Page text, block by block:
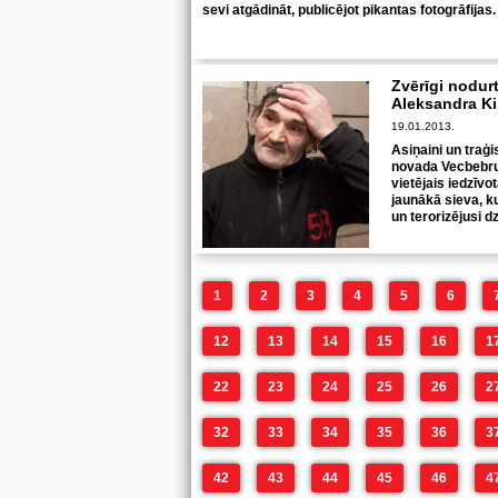
sevi atgādināt, publicējot pikantas fotogrāfijas.
Zvērīgi
Aleksandra
19.01.2013.
Asiņaini un
novada
vietējais
jaunākā sieva,
un terorizējusi
1 2 3 4 5 6
12 13 14 15 16
22 23 24 25 26
32 33 34 35 36
42 43 44 45 46